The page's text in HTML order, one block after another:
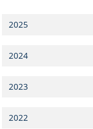
2025
2024
2023
2022